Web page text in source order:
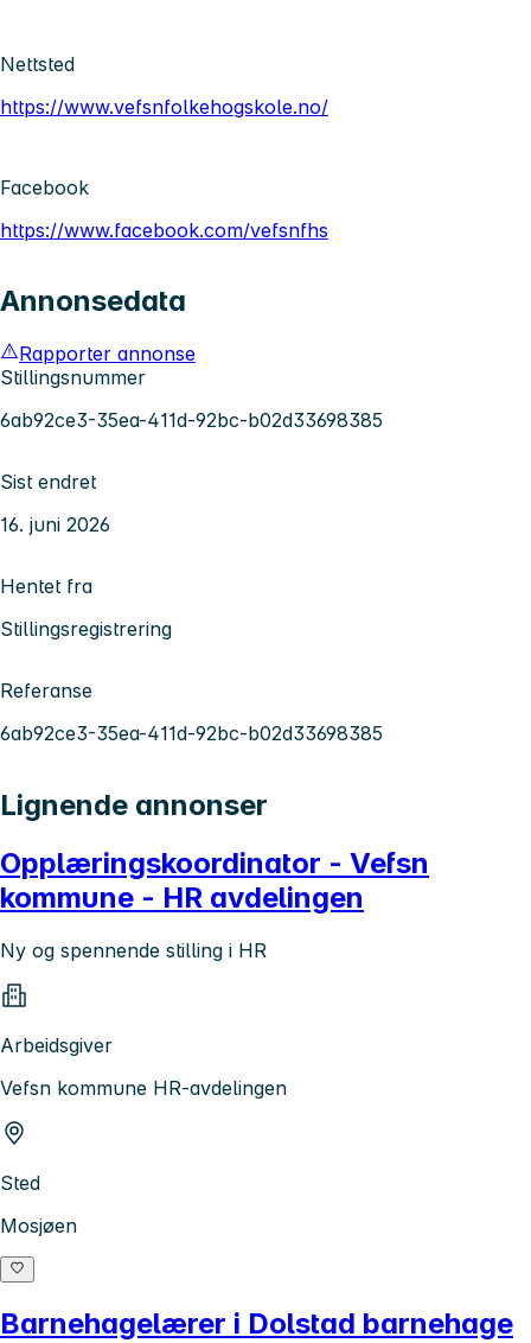
Nettsted
https://www.vefsnfolkehogskole.no/
Facebook
https://www.facebook.com/vefsnfhs
Annonsedata
Rapporter annonse
Stillingsnummer
6ab92ce3-35ea-411d-92bc-b02d33698385
Sist endret
16. juni 2026
Hentet fra
Stillingsregistrering
Referanse
6ab92ce3-35ea-411d-92bc-b02d33698385
Lignende annonser
Opplæringskoordinator - Vefsn
kommune - HR avdelingen
Ny og spennende stilling i HR
Arbeidsgiver
Vefsn kommune HR-avdelingen
Sted
Mosjøen
Barnehagelærer i Dolstad barnehage